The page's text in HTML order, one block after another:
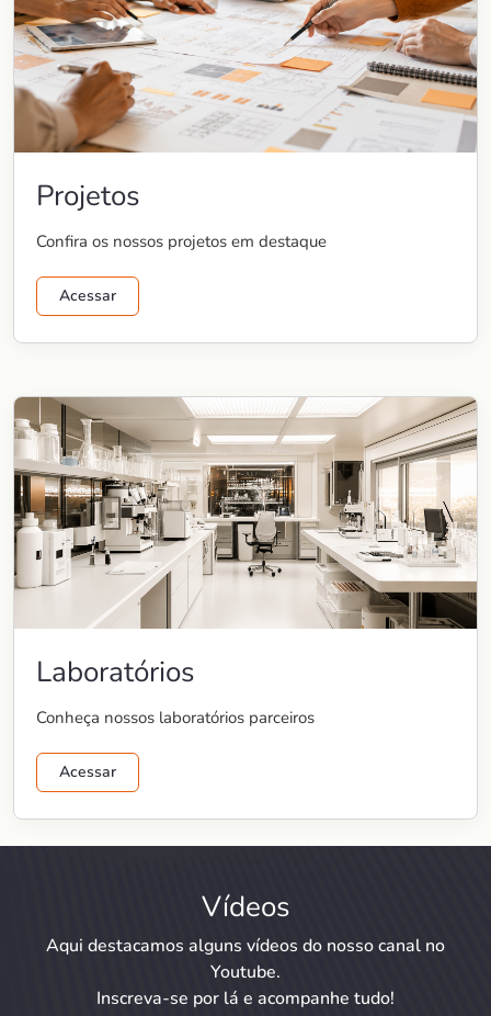
Projetos
Confira os nossos projetos em destaque
Acessar
Laboratórios
Conheça nossos laboratórios parceiros
Acessar
Vídeos
Aqui destacamos alguns vídeos do nosso canal no
Youtube.
Inscreva-se por lá e acompanhe tudo!